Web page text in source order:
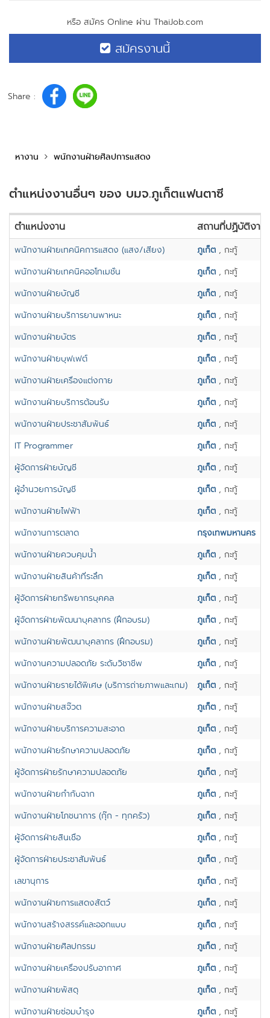
หรือ สมัคร Online ผ่าน ThaiJob.com
สมัครงานนี้
Share :
หางาน พนักงานฝ่ายศิลปการแสดง
ตำแหน่งงานอื่นๆ ของ บมจ.ภูเก็ตแฟนตาซี
ตำแหน่งงาน สถานที่ปฏิบัติงาน
พนักงานฝ่ายเทคนิคการแสดง (แสง/เสียง) ภูเก็ต , กะทู้
พนักงานฝ่ายเทคนิคออโทเมชั่น
ภูเก็ต , กะทู้
พนักงานฝ่ายบัญชี
ภูเก็ต , กะทู้
พนักงานฝ่ายบริการยานพาหนะ
ภูเก็ต , กะทู้
พนักงานฝ่ายบัตร
ภูเก็ต , กะทู้
พนักงานฝ่ายบุฟเฟต์
ภูเก็ต , กะทู้
พนักงานฝ่ายเครื่องแต่งกาย
ภูเก็ต , กะทู้
พนักงานฝ่ายบริการต้อนรับ
ภูเก็ต , กะทู้
พนักงานฝ่ายประชาสัมพันธ์
ภูเก็ต , กะทู้
IT Programmer
ภูเก็ต , กะทู้
ผู้จัดการฝ่ายบัญชี
ภูเก็ต , กะทู้
ผู้อำนวยการบัญชี
ภูเก็ต , กะทู้
พนักงานฝ่ายไฟฟ้า
ภูเก็ต , กะทู้
พนักงานการตลาด
กรุงเทพมหานคร
พนักงานฝ่ายควบคุมน้ำ
ภูเก็ต , กะทู้
พนักงานฝ่ายสินค้าที่ระลึก
ภูเก็ต , กะทู้
ผู้จัดการฝ่ายทรัพยากรบุคคล
ภูเก็ต , กะทู้
ผู้จัดการฝ่ายพัฒนาบุคลากร (ฝึกอบรม)
ภูเก็ต , กะทู้
พนักงานฝ่ายพัฒนาบุคลากร (ฝึกอบรม)
ภูเก็ต , กะทู้
พนักงานความปลอดภัย ระดับวิชาชีพ
ภูเก็ต , กะทู้
พนักงานฝ่ายรายได้พิเศษ (บริการถ่ายภาพและเกม)
ภูเก็ต , กะทู้
พนักงานฝ่ายสจ๊วต
ภูเก็ต , กะทู้
พนักงานฝ่ายบริการความสะอาด
ภูเก็ต , กะทู้
พนักงานฝ่ายรักษาความปลอดภัย
ภูเก็ต , กะทู้
ผู้จ้ดการฝ่ายรักษาความปลอดภัย
ภูเก็ต , กะทู้
พนักงานฝ่ายกำกับฉาก
ภูเก็ต , กะทู้
พนักงานฝ่ายโภชนาการ (กุ๊ก - ทุกครัว)
ภูเก็ต , กะทู้
ผู้จัดการฝ่ายสินเชื่อ
ภูเก็ต , กะทู้
ผู้จัดการฝ่ายประชาสัมพันธ์
ภูเก็ต , กะทู้
เลขานุการ
ภูเก็ต , กะทู้
พนักงานฝ่ายการแสดงสัตว์
ภูเก็ต , กะทู้
พนักงานสร้างสรรค์และออกแบบ
ภูเก็ต , กะทู้
พนักงานฝ่ายศิลปกรรม
ภูเก็ต , กะทู้
พนักงานฝ่ายเครื่องปรับอากาศ
ภูเก็ต , กะทู้
พนักงานฝ่ายพัสดุ
ภูเก็ต , กะทู้
พนักงานฝ่ายซ่อมบำรุง
ภูเก็ต , กะทู้